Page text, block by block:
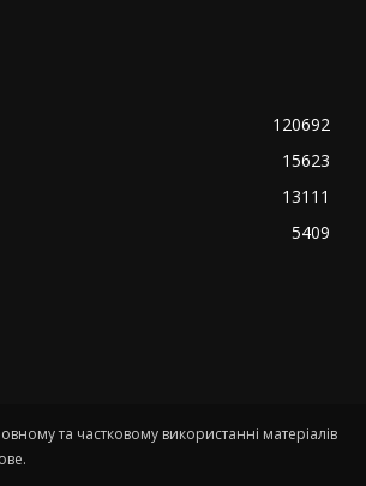
120692
15623
13111
5409
та частковому використанні матеріалів